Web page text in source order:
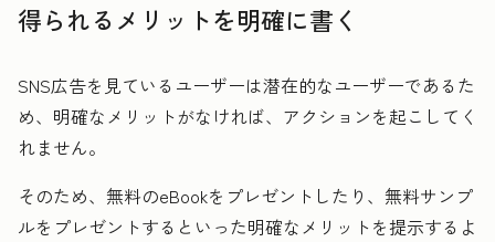
得られるメリットを明確に書く
SNS広告を見ているユーザーは潜在的なユーザーであるた
め、明確なメリットがなければ、アクションを起こしてく
れません。
そのため、無料のeBookをプレゼントしたり、無料サンプ
ルをプレゼントするといった明確なメリットを提示するよ